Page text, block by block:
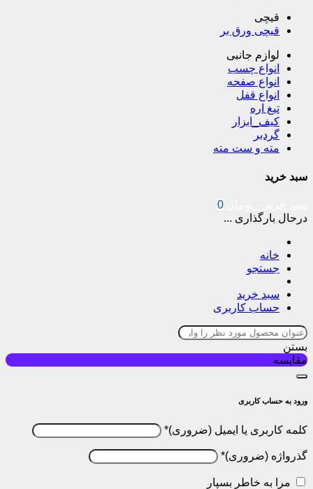
قیچی
قیچی ورق بر
لوازم جانبی
انواع چسب
انواع صفحه
انواع قفل
تیغ اره
کیف_ابزار
گردبر
مته و ست مته
سبد خرید
0
درحال بارگذاری ...
خانه
جستجو
سبد خرید
حساب کاربری
بستن
مقایسه
ورود به حساب کاربری
کلمه کاربری یا ایمیل *
گذرواژه *
مرا به خاطر بسپار